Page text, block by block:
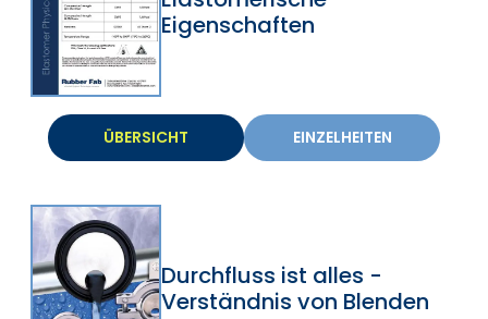
Eigenschaften
ÜBERSICHT EINZELHEITEN
Durchfluss ist alles -
Verständnis von Blenden